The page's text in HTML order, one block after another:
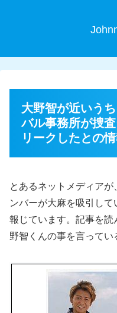
大野智が近いう
バル事務所が捜
リークしたとの
とあるネットメディア
ンバーが大麻を吸引し
報じています。記事を
野智くんの事を言って